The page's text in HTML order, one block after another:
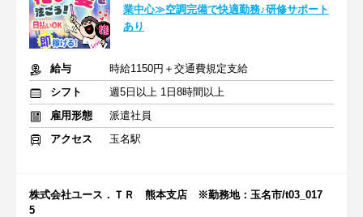
業中心≫空調完備で快適勤務♪研修サポート
あり
給与
時給1150円＋交通費規定支給
シフト
週5日以上 1日8時間以上
雇用形態
派遣社員
アクセス
玉名駅
株式会社ユース．ＴＲ 熊本支店 ※勤務地：玉名市/t03_017
5